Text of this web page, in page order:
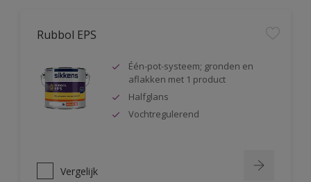
Rubbol EPS
Één-pot-systeem; gronden en
aflakken met 1 product
Halfglans
Vochtregulerend
Vergelijk